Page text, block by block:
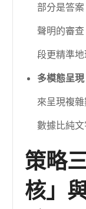
部分是答
聲明的審
段更精準
多模態呈現
來呈現複
數據比純
策略
核」